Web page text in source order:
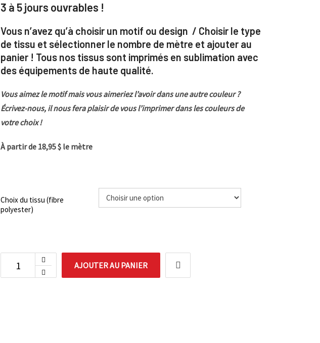
3 à 5 jours ouvrables !
Vous n’avez qu’à choisir un motif ou design / Choisir le type
de tissu et sélectionner le nombre de mètre et ajouter au
panier ! Tous nos tissus sont imprimés en sublimation avec
des équipements de haute qualité.
Vous aimez le motif mais vous aimeriez l’avoir dans une autre couleur ?
Écrivez-nous, il nous fera plaisir de vous l’imprimer dans les couleurs de
votre choix !
À partir de 18,95 $ le mètre
Choix du tissu (fibre
polyester)
AJOUTER AU PANIER